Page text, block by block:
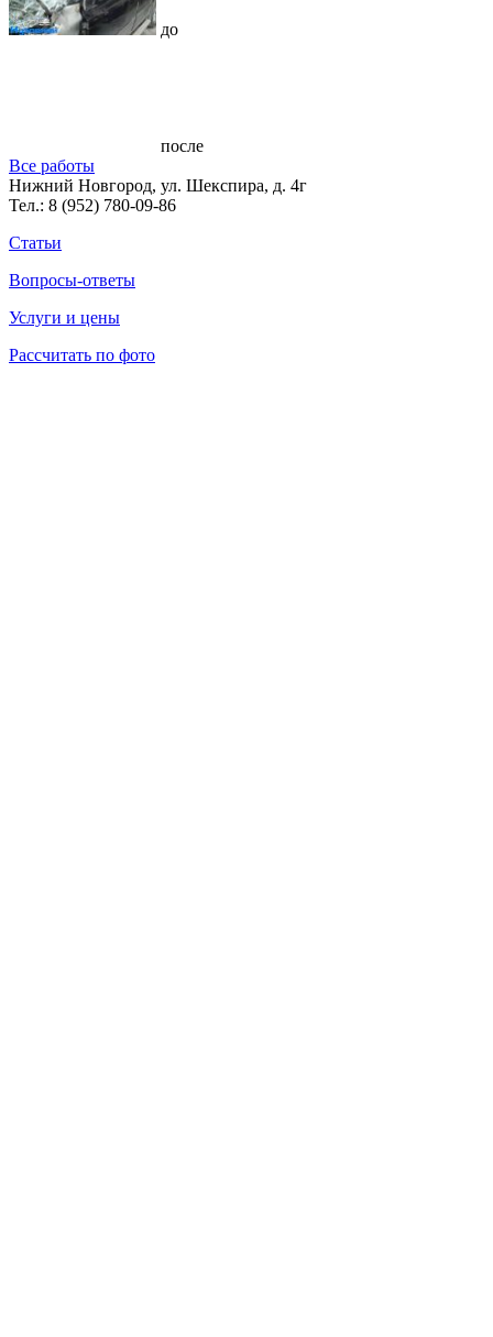
до
после
Все работы
Нижний Новгород, ул. Шекспира, д. 4г
Тел.: 8 (952) 780-09-86
Статьи
Вопросы-ответы
Услуги и цены
Рассчитать по фото